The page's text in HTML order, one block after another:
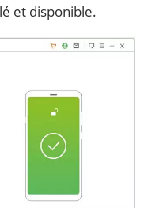
et disponible.